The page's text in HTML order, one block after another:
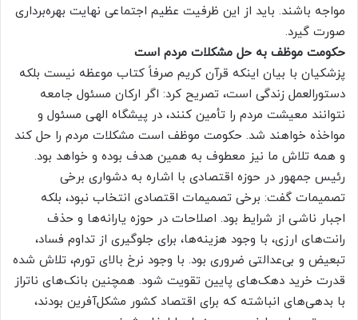
مواجه باشند. باید از این ظرفیت عظیم اجتماعی نهایت بهره‌برداری
صورت گیرد.
حکومت موظف به حل مشکلات مردم است
پزشکیان با بیان اینکه قرآن کریم صرفاً کتاب موعظه نیست بلکه
دستورالعمل زندگی است، تصریح کرد: اگر ارکان مسئول جامعه
نتوانند معیشت مردم را تأمین کنند، در پیشگاه الهی مسئول و
مواخذه خواهند شد. حکومت موظف است مشکلات مردم را حل کند
و همه تلاش ما نیز معطوف به همین هدف بوده و خواهد بود.
رئیس جمهور در حوزه اقتصادی با اشاره به دشواری برخی
تصمیمات گفت: برخی تصمیمات اقتصادی انتخاب نبود، بلکه
اجبار ناشی از شرایط بود. اصلاحات در حوزه یارانه‌ها و حذف
رانت‌های ارزی، با وجود هزینه‌ها، برای جلوگیری از تداوم فساد،
تبعیض و بی‌عدالتی ضروری بود. با وجود نرخ بالای تورم، تلاش شده
قدرت خرید دهک‌های پایین تقویت شود. همچنین بانک‌های ناتراز
با بدهی‌های انباشته که برای اقتصاد کشور مشکل‌آفرین بودند،